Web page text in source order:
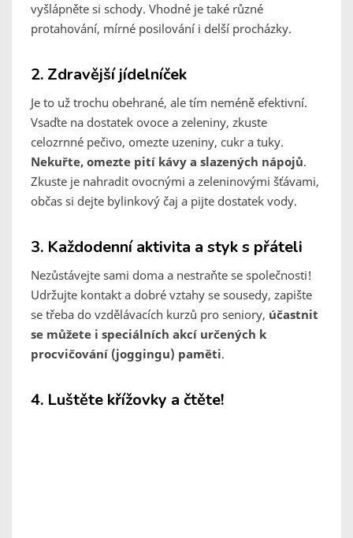
vyšlápněte si schody. Vhodné je také různé
protahování, mírné posilování i delší procházky.
2. Zdravější jídelníček
Je to už trochu obehrané, ale tím neméně efektivní.
Vsaďte na dostatek ovoce a zeleniny, zkuste
celozrnné pečivo, omezte uzeniny, cukr a tuky.
Nekuřte, omezte pití kávy a slazených nápojů.
Zkuste je nahradit ovocnými a zeleninovými šťávami,
občas si dejte bylinkový čaj a pijte dostatek vody.
3. Každodenní aktivita a styk s přáteli
Nezůstávejte sami doma a nestraňte se společnosti!
Udržujte kontakt a dobré vztahy se sousedy, zapište
se třeba do vzdělávacích kurzů pro seniory, účastnit
se můžete i speciálních akcí určených k
procvičování (joggingu) paměti.
4. Luštěte křížovky a čtěte!